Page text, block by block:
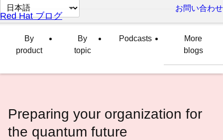
ペ
ー
語
お問い合わせ
Red Hat ブログ
By
product
By
topic
Podcasts
More
blogs
Preparing your organization for
the quantum future